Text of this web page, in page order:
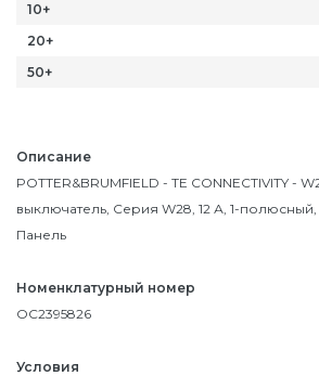
Описание
POTTER&BRUMFIELD - TE CONNECTIVITY -
выключатель, Серия W28, 12 А, 1-полюсный,
Панель
Номенклатурный номер
OC2395826
Условия
10+
20+
50+